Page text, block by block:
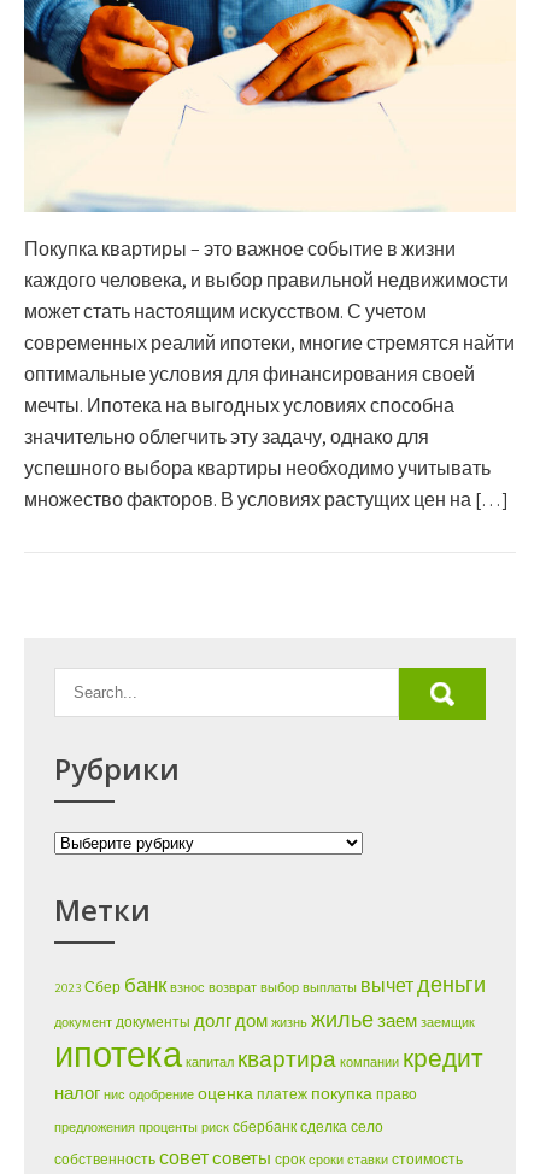
Покупка квартиры – это важное событие в жизни
каждого человека, и выбор правильной недвижимости
может стать настоящим искусством. С учетом
современных реалий ипотеки, многие стремятся найти
оптимальные условия для финансирования своей
мечты. Ипотека на выгодных условиях способна
значительно облегчить эту задачу, однако для
успешного выбора квартиры необходимо учитывать
множество факторов. В условиях растущих цен на […]
Рубрики
Рубрики
Метки
2023 Сбер банк взнос возврат выбор выплаты вычетденьги
документ документы долг дом жизнь жильезаем заемщик
ипотека капитал квартира компании кредит
налог нис одобрение оценка платеж покупка право
предложения проценты риск сбербанксделкасело
собственностьсоветсоветы срок сроки ставки стоимость